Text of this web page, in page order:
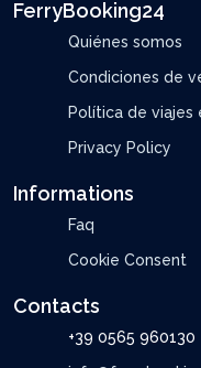
FerryBooking24
Quiénes somos
Condiciones de
Política de viajes
Privacy Policy
Informations
Faq
Cookie Consent
Contacts
+39 0565 960130